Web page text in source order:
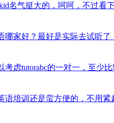
名气挺大的，呵呵，不过看
哪家好？最好是实际去试听
考虑tutorabc的一对一，至少
语培训还是蛮方便的，不用